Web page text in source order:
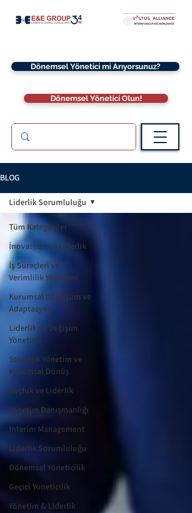
Dönemsel Yönetici mi Arıyorsunuz?
Dönemsel Yönetici Olun!
BLOG
Tüm Kategoriler
İnovasyon ve Liderlik
İş Süreçleri ve
Verimlilik Yönetimi
Kurumsal Dönüşüm ve
Adaptasyon
Liderlik ve Değişim
Yönetimi
Stratejik Yönetim ve
Kurumsal Dönüş
Koçluk ve Liderlik
Yönetim Danışmanlığı
Interim Management
Liderlik Sorumluluğu
Dönemsel Yöneticilik
Geçici Yöneticilik
Yönetim & Liderlik
Liderlik Sorumluluğu